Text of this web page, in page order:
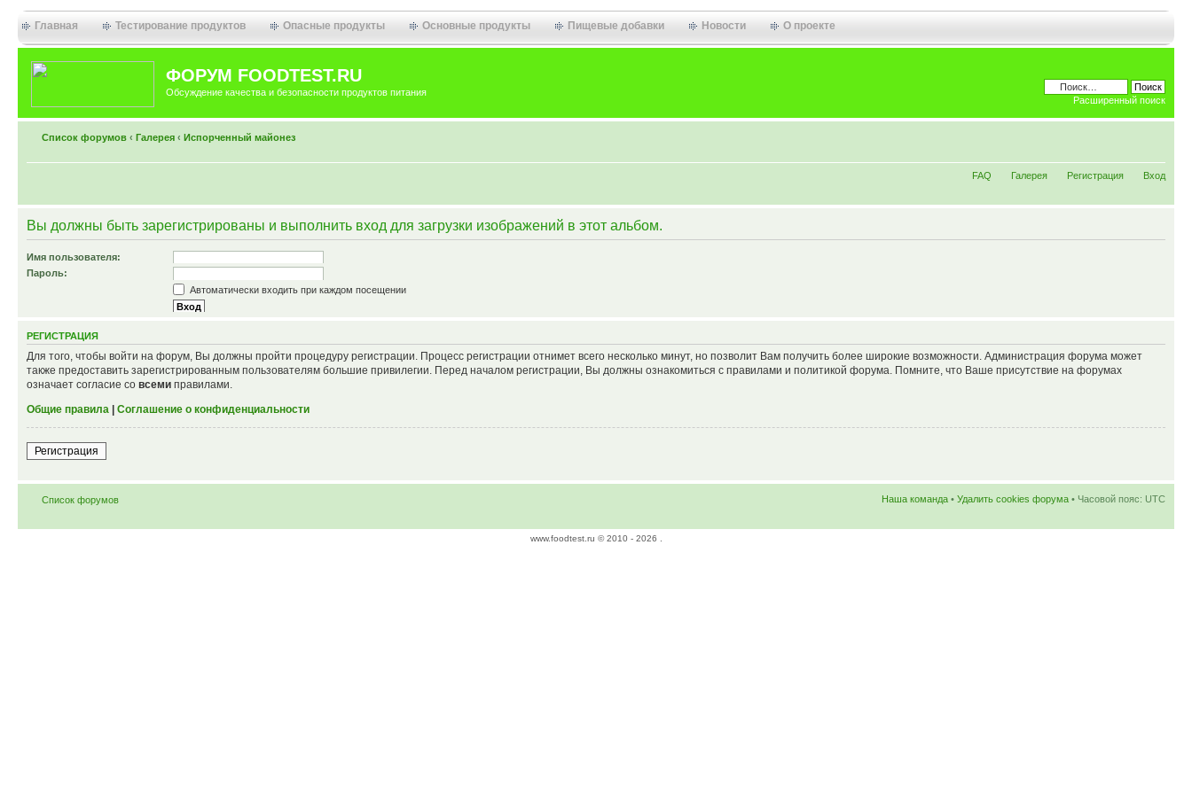
Главная Тестирование продуктов Опасные продукты Основные продукты Пищевые добавки Новости О проекте
ФОРУМ FOODTEST.RU
Обсуждение качества и безопасности продуктов питания
Расширенный поиск
Список форумов ‹ Галерея ‹ Испорченный майонез
FAQ Галерея Регистрация Вход
Вы должны быть зарегистрированы и выполнить вход для загрузки изображений в этот альбом.
Имя пользователя:
Пароль:
Забыли пароль?
Повторно выслать письмо для активации аккаунта
Автоматически входить при каждом посещении
Скрыть мое пребывание на форуме в этот раз
РЕГИСТРАЦИЯ
Для того, чтобы войти на форум, Вы должны пройти процедуру регистрации. Процесс регистрации отнимет всего несколько минут, но позволит Вам получить более широкие возможности. Администрация форума может
также предоставить зарегистрированным пользователям большие привилегии. Перед началом регистрации, Вы должны ознакомиться с правилами и политикой форума. Помните, что Ваше присутствие на форумах
означает согласие со всеми правилами.
Общие правила
Соглашение о конфиденциальности
Регистрация
Список форумов Наша команда • Удалить cookies форума • Часовой пояс: UTC
www.foodtest.ru © 2010 - 2026 .